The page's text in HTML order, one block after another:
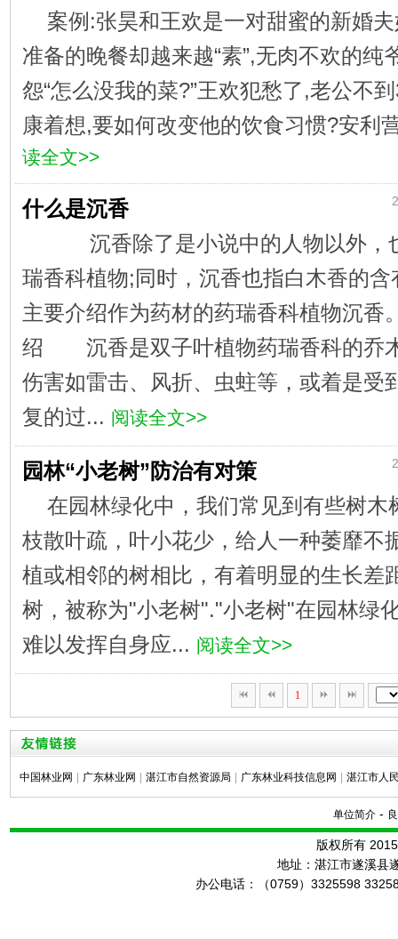
案例:张昊和王欢是一对甜蜜的新婚
准备的晚餐却越来越“素”,无肉不欢的纯
怨“怎么没我的菜?”王欢犯愁了,老公不
康着想,要如何改变他的饮食习惯?安利
读全文>>
什么是沉香
沉香除了是小说中的人物以外，
瑞香科植物;同时，沉香也指白木香的
主要介绍作为药材的药瑞香科植物沉
绍 沉香是双子叶植物药瑞香科的乔
伤害如雷击、风折、虫蛀等，或着是受
复的过... 阅读全文>>
园林“小老树”防治有对策
在园林绿化中，我们常见到有些树木
枝散叶疏，叶小花少，给人一种萎靡不
植或相邻的树相比，有着明显的生长差
树，被称为"小老树"."小老树"在园林绿
难以发挥自身应... 阅读全文>>
1
中国林业网 广东林业网 湛江市自然资源局 广东林业科技信息网 湛江市人
单位简介 -
版权所有
地址：湛江市遂溪县
办公电话：（0759）3325598